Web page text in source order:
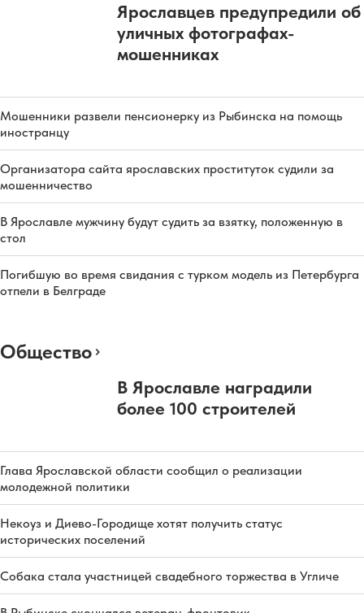
Ярославцев предупредили об
уличных фотографах-
мошенниках
Мошенники развели пенсионерку из Рыбинска на помощь
иностранцу
Организатора сайта ярославских проституток судили за
мошенничество
В Ярославле мужчину будут судить за взятку, положенную в
стол
Погибшую во время свидания с турком модель из Петербурга
отпели в Белграде
Общество
В Ярославле наградили
более 100 строителей
Глава Ярославской области сообщил о реализации
молодежной политики
Некоуз и Диево-Городище хотят получить статус
исторических поселений
Собака стала участницей свадебного торжества в Угличе